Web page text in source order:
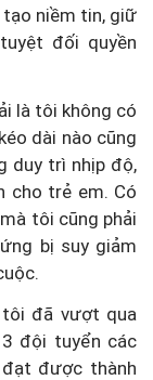
niềm tin, giữ
đối quyền
là tôi không có
dài nào cũng
duy trì nhịp độ,
cho trẻ em. Có
tôi cũng phải
bị suy giảm
tôi đã vượt qua
đội tuyển các
được thành